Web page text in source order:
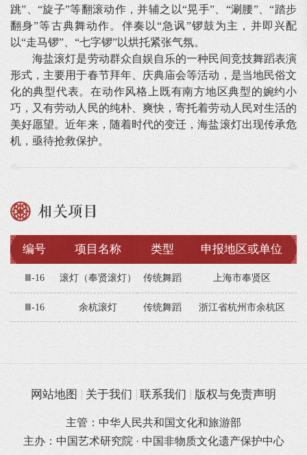
跳”、“旋子”等翻滚动作，并辅之以“晃手”、“涮腰”、“踏步
翻身”等古典舞动作。伴奏以“急讽”锣鼓为主，并即兴配
以“走马锣”、“七字锣”以烘托紧张气氛。
海盐滚灯是劳动群众自娱自乐的一种民间竞技舞蹈表演
形式，主要用于春节拜年、庆典庙会等活动，是当地民俗文
化的典型代表。在动作风格上既有南方地区典型的婉约小
巧，又有劳动人民的纯朴、爽快，寄托着劳动人民对生活的
美好愿望。近年来，随着时代的变迁，海盐滚灯出现传承危
机，亟待抢救保护。
相关项目
编号 项目名称 类型 申报地区或单位
Ⅲ-16 滚灯（奉贤滚灯） 传统舞蹈 上海市奉贤区
Ⅲ-16 余杭滚灯 传统舞蹈 浙江省杭州市余杭区
网站地图 关于我们 联系我们 版权与免责声明
主管：中华人民共和国文化和旅游部
主办：中国艺术研究院 · 中国非物质文化遗产保护中心